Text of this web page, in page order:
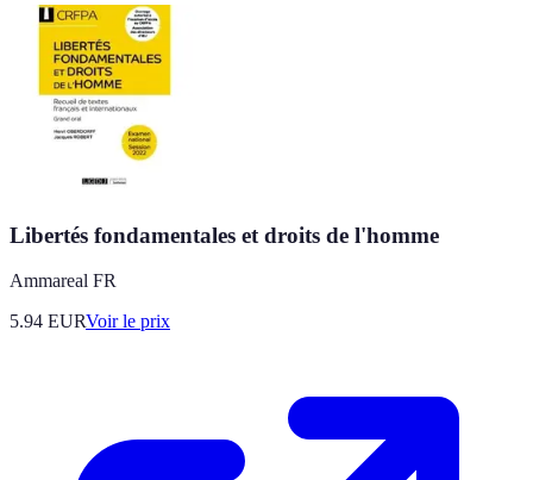
Libertés fondamentales et droits de l'homme
Ammareal FR
5.94 EURVoir le prix